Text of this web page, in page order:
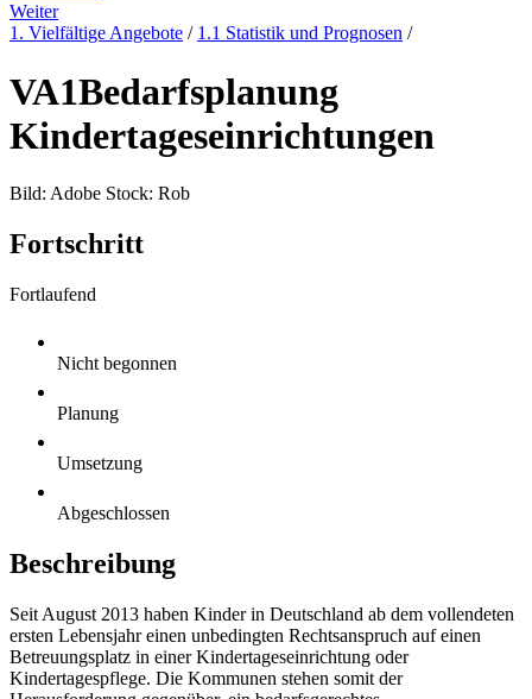
Weiter
1. Vielfältige Angebote / 1.1 Statistik und Prognosen /
VA1Bedarfsplanung
Kindertageseinrichtungen
Bild: Adobe Stock: Rob
Fortschritt
Fortlaufend
Nicht begonnen
Planung
Umsetzung
Abgeschlossen
Beschreibung
Seit August 2013 haben Kinder in Deutschland ab dem vollendeten
ersten Lebensjahr einen unbedingten Rechtsanspruch auf einen
Betreuungsplatz in einer Kindertageseinrichtung oder
Kindertagespflege. Die Kommunen stehen somit der